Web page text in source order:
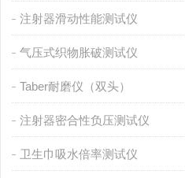
注射器滑动性能测试仪
气压式织物胀破测试仪
Taber耐磨仪（双头）
注射器密合性负压测试仪
卫生巾吸水倍率测试仪